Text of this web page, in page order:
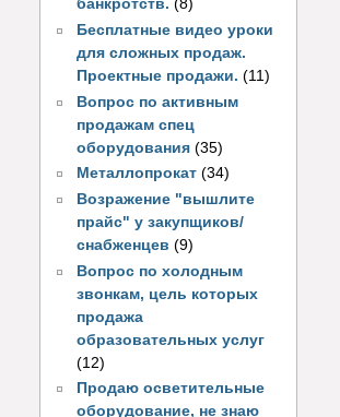
банкротств. (8)
Бесплатные видео уроки
для сложных продаж.
Проектные продажи. (11)
Вопрос по активным
продажам спец
оборудования (35)
Металлопрокат (34)
Возражение "вышлите
прайс" у закупщиков/
снабженцев (9)
Вопрос по холодным
звонкам, цель которых
продажа
образовательных услуг
(12)
Продаю осветительные
оборудование, не знаю